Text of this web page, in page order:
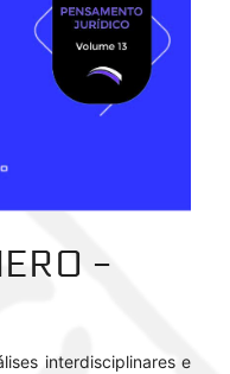
-
interdisciplinares e